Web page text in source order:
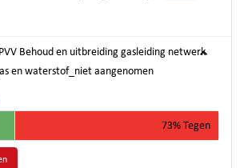
Behoud en uitbreiding gasleiding netwerk
en waterstof_niet aangenomen
73% Tegen